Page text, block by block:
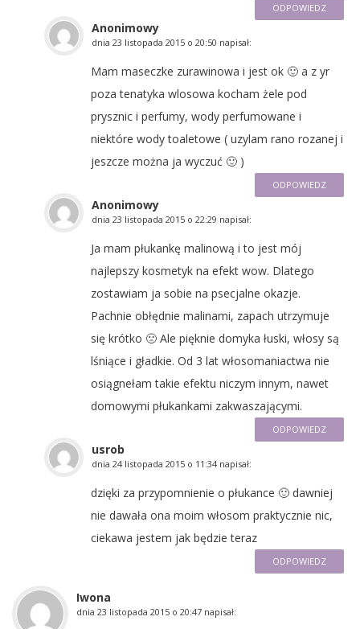
ODPOWIEDZ
Anonimowy
dnia 23 listopada 2015 o 20:50 napisał:
Mam maseczke zurawinowa i jest ok 🙂 a z yr
poza tenatyka wlosowa kocham żele pod
prysznic i perfumy, wody perfumowane i
niektóre wody toaletowe ( uzylam rano rozanej i
jeszcze można ja wyczuć 🙂 )
ODPOWIEDZ
Anonimowy
dnia 23 listopada 2015 o 22:29 napisał:
Ja mam płukankę malinową i to jest mój
najlepszy kosmetyk na efekt wow. Dlatego
zostawiam ja sobie na psecjalne okazje.
Pachnie obłędnie malinami, zapach utrzymuje
się krótko 🙁 Ale pięknie domyka łuski, włosy są
lśniące i gładkie. Od 3 lat włosomaniactwa nie
osiągnełam takie efektu niczym innym, nawet
domowymi płukankami zakwaszającymi.
ODPOWIEDZ
usrob
dnia 24 listopada 2015 o 11:34 napisał:
dzięki za przypomnienie o płukance 🙂 dawniej
nie dawała ona moim włosom praktycznie nic,
ciekawa jestem jak będzie teraz
ODPOWIEDZ
Iwona
dnia 23 listopada 2015 o 20:47 napisał: